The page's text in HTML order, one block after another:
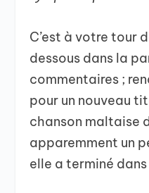
C’est à votre tour
dessous dans la
commentaires ;
pour un nouveau
chanson maltaise
apparemment un
elle a terminé dans